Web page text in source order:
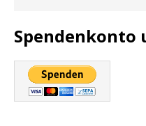
Spendenkonto